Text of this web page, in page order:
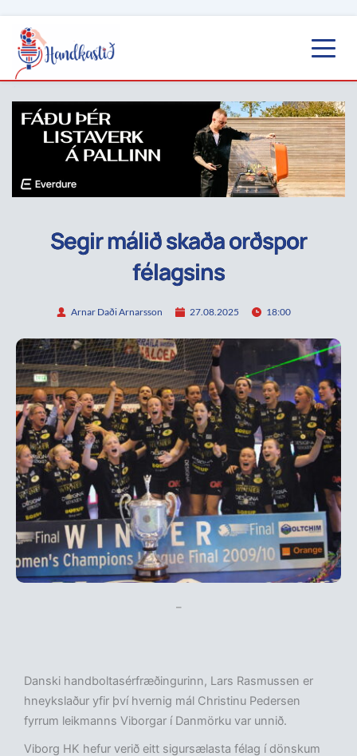
Segir málið skaða orðspor
félagsins
Arnar Daði Arnarsson 27.08.2025 18:00
–
Danski handboltasérfræðingurinn, Lars Rasmussen er
hneykslaður yfir því hvernig mál Christinu Pedersen
fyrrum leikmanns Viborgar í Danmörku var unnið.
Viborg HK hefur verið eitt sigursælasta félag í dönskum